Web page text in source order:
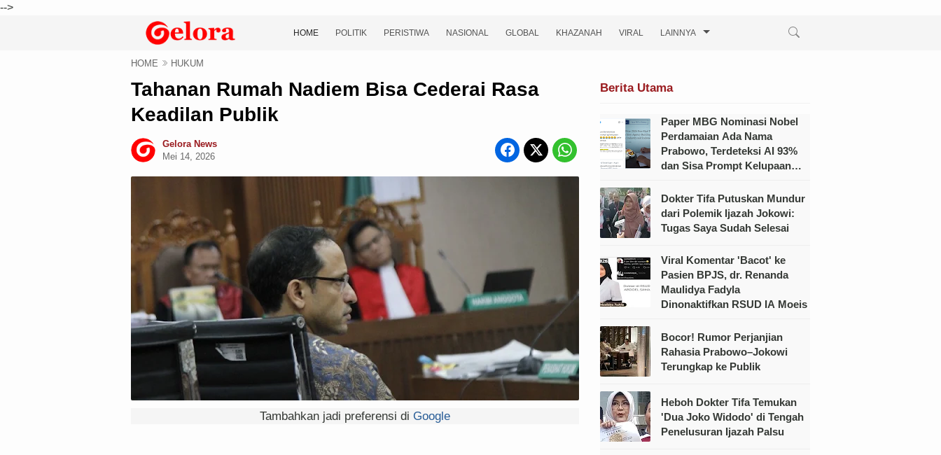
-->
HOME POLITIK PERISTIWA NASIONAL GLOBAL KHAZANAH VIRAL LAINNYA
HOME HUKUM
Tahanan Rumah Nadiem Bisa Cederai Rasa
Keadilan Publik
Gelora News
Mei 14, 2026
Tambahkan jadi preferensi di Google
Berita Utama
Paper MBG Nominasi Nobel
Perdamaian Ada Nama
Prabowo, Terdeteksi AI 93%
dan Sisa Prompt Kelupaan
Dokter Tifa Putuskan Mundur
dari Polemik Ijazah Jokowi:
Tugas Saya Sudah Selesai
Viral Komentar 'Bacot' ke
Pasien BPJS, dr. Renanda
Maulidya Fadyla
Dinonaktifkan RSUD IA Moeis
Bocor! Rumor Perjanjian
Rahasia Prabowo–Jokowi
Terungkap ke Publik
Heboh Dokter Tifa Temukan
'Dua Joko Widodo' di Tengah
Penelusuran Ijazah Palsu